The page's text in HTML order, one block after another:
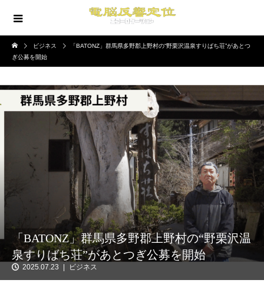
ビジネス
「BATONZ」群馬県多野郡上野村の“野栗沢温泉すりばち荘”があとつ
ぎ公募を開始
「BATONZ」群馬県多野郡上野村の“野栗沢温
泉すりばち荘”があとつぎ公募を開始
2025.07.23 ビジネス